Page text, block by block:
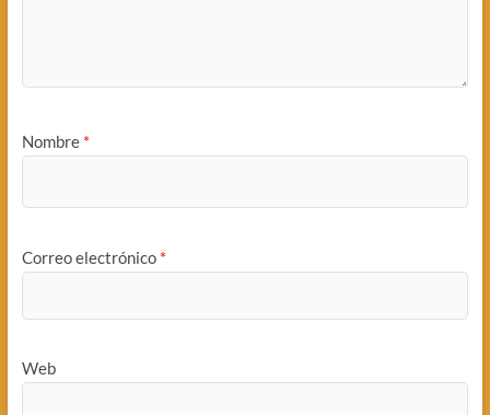
Nombre *
Correo electrónico *
Web